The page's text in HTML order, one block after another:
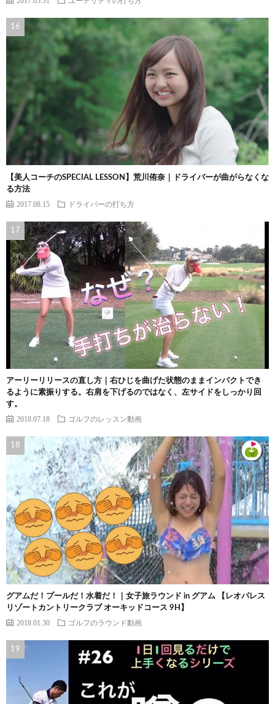
【美人コーチのSPECIAL LESSON】荒川侑奈｜ドライバーが曲がらなくな
る方法
2017.08.15 ドライバーの打ち方
アーリーリリースの直し方｜右ひじを曲げた状態のままインパクトでき
るように素振りする。右肩を下げるのではなく、左サイドをしっかり回
す。
2018.07.18 ゴルフのレッスン動画
グアムだ！プールだ！水着だ！｜女子旅ラウンド in グアム 【レオパレス
リゾートカントリークラブ オーキッドコース 9H】
2018.01.30 ゴルフのラウンド動画